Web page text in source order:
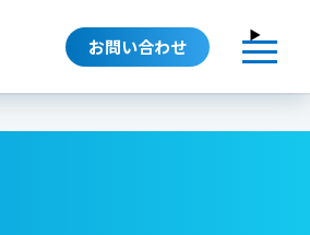
お問い合わせ